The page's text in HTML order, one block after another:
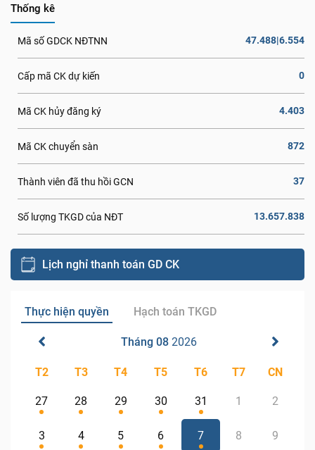
Thống kê
Mã số GDCK NĐTNN 47.488|6.554
Cấp mã CK dự kiến 0
Mã CK hủy đăng ký 4.403
Mã CK chuyển sàn 872
Thành viên đã thu hồi GCN 37
Số lượng TKGD của NĐT 13.657.838
Lịch nghỉ thanh toán GD CK
Thực hiện quyền Hạch toán TKGD
Tháng 08 2026
T2 T3 T4 T5 T6 T7 CN
27 28 29 30 31 1 2
3 4 5 6 7 8 9